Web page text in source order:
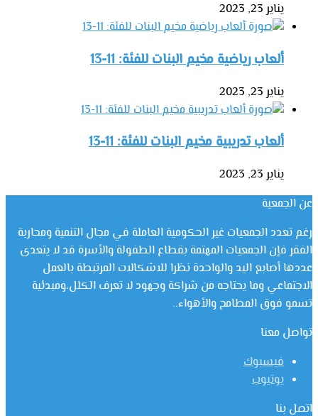
يناير 23, 2023
ألعاب رياضية مخيم البنات للفئة: 11-13
يناير 23, 2023
ألعاب تدريبية مخيم البنات للفئة: 11-13
يناير 23, 2023
عن الجمعية
رغم تعدد الجمعيات غير الحكومية العاملة في مجال التنمية ومحاربة
الفقر فإن الجمعيات المهتمة بقطاع الطفولة والأسرة قد لا يتعدى
عددها أصابع اليد والواحدة نظرا للاشكالات المرتبطة بالعمل
الاجتماعي وما يحتاجه من شراكة وجهود لا تعرف الكلل،ومبدئية
تسمو فوق المطامح والأهواء..
تواصل معنا
فيسبوك
يوتيوب
اتصل بنا